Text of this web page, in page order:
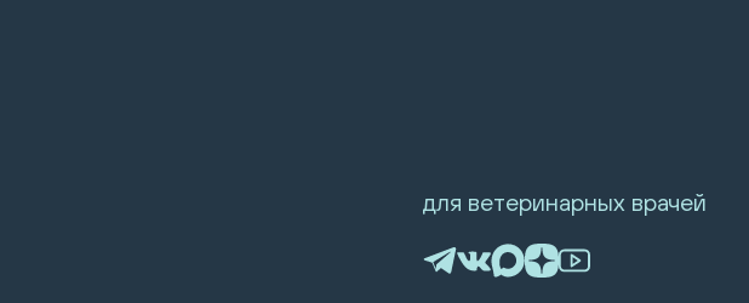
для ветеринарных врачей